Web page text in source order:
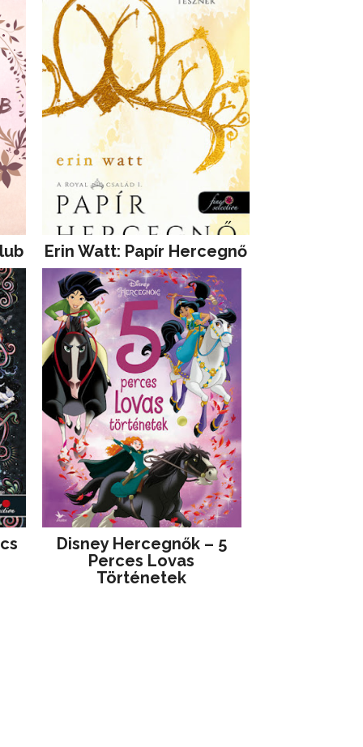
Erin Watt: Papír Hercegnő
Disney ​Hercegnők – 5
Perces Lovas
Történetek